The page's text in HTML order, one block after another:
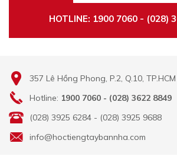
HOTLINE: 1900 7060 - (028)
357 Lê Hồng Phong, P.2, Q.10, TP.HCM
Hotline: 1900 7060 - (028) 3622 8849
(028) 3925 6284 - (028) 3925 9688
info@hoctiengtaybannha.com